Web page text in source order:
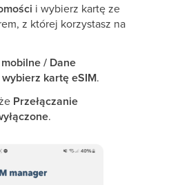
i wybierz kartę ze
z której korzystasz na
/ Dane
wybierz kartę eSIM.
Przełączanie
.